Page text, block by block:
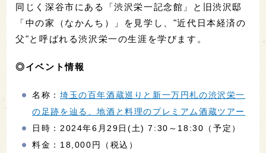
同じく深谷市にある「渋沢栄一記念館」と旧渋沢邸
「中の家（なかんち）」を見学し、"近代日本経済の
父"と呼ばれる渋沢栄一の生涯を学びます。
◎イベント情報
名称：埼玉の百年酒蔵巡りと新一万円札の渋沢栄一
の足跡を辿る、地酒と料理のプレミアム酒蔵ツアー
日時：2024年6月29日(土) 7:30～18:30（予定）
料金：18,000円（税込）